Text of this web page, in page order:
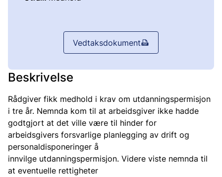
Vedtaksdokument
Beskrivelse
Rådgiver fikk medhold i krav om utdanningspermisjon
i tre år. Nemnda kom til at arbeidsgiver ikke hadde
godtgjort at det ville være til hinder for
arbeidsgivers forsvarlige planlegging av drift og
personaldisponeringer å
innvilge utdanningspermisjon. Videre viste nemnda til
at eventuelle rettigheter